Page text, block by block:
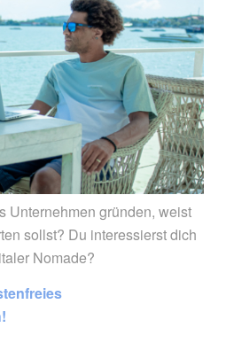
Unternehmen gründen, weist
sollst? Du interessierst dich
Nomade?